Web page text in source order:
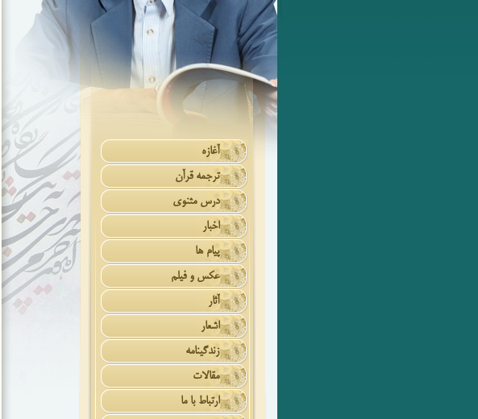
آغازه
ترجمه قرآن
درس مثنوی
اخبار
پیام ها
عکس و فیلم
آثار
اشعار
زندگینامه
مقالات
ارتباط با ما